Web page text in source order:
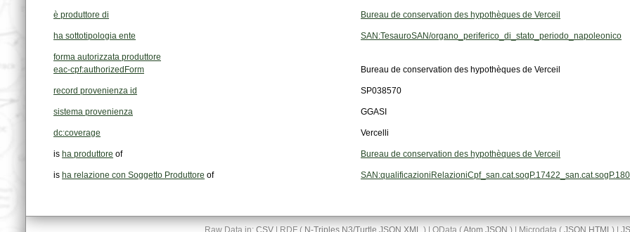
è produttore di Bureau de conservation des hypothèques de Verceil
ha sottotipologia ente SAN:TesauroSAN/organo_periferico_di_stato_periodo_napoleonico
forma autorizzata produttore
eac-cpf:authorizedForm
Bureau de conservation des hypothèques de Verceil
record provenienza id SP038570
sistema provenienza GGASI
dc:coverage Vercelli
is ha produttore of Bureau de conservation des hypothèques de Verceil
is ha relazione con Soggetto Produttore of
Raw Data in: CSV| RDF ( N-Triples N3/Turtle JSON XML ) | OData (Atom JSON ) | Microdata ( JSON HTML ) |